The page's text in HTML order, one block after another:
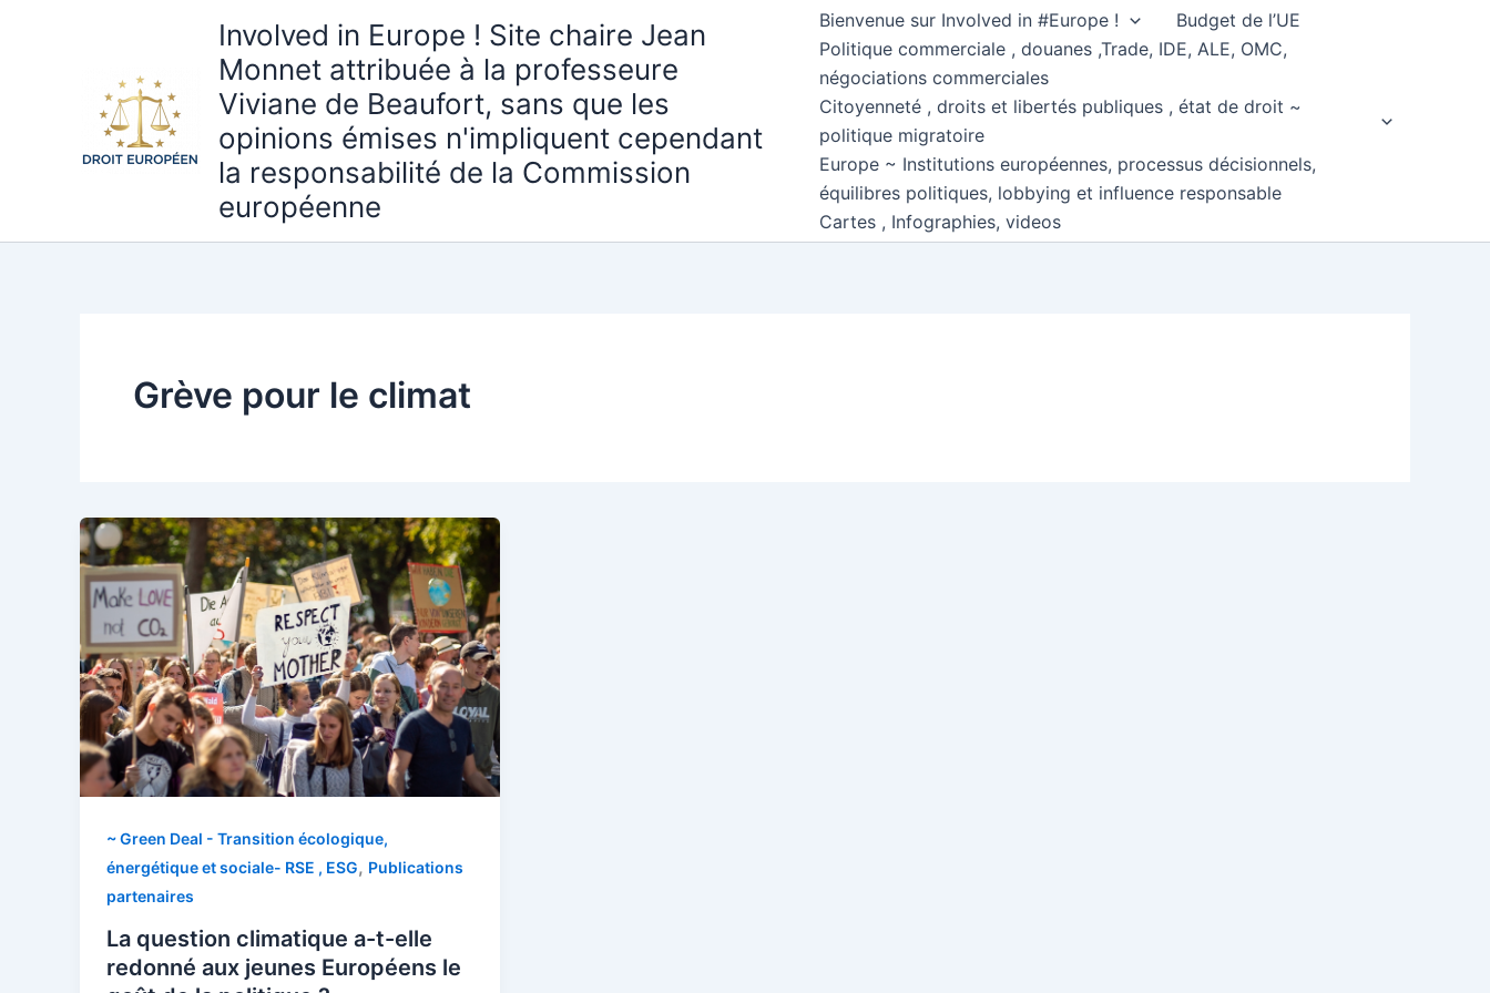
Involved in Europe ! Site chaire Jean
Monnet attribuée à la professeure
Viviane de Beaufort, sans que les
opinions émises n'impliquent cependant
la responsabilité de la Commission
européenne
Bienvenue sur Involved in #Europe !
Budget de l’UE
Politique commerciale , douanes ,Trade, IDE, ALE, OMC,
négociations commerciales
Citoyenneté , droits et libertés publiques , état de droit ~
politique migratoire
Europe ~ Institutions européennes, processus décisionnels,
équilibres politiques, lobbying et influence responsable
Cartes , Infographies, videos
Grève pour le climat
~ Green Deal - Transition écologique,
énergétique et sociale- RSE , ESG, Publications
partenaires
La question climatique a-t-elle
redonné aux jeunes Européens le